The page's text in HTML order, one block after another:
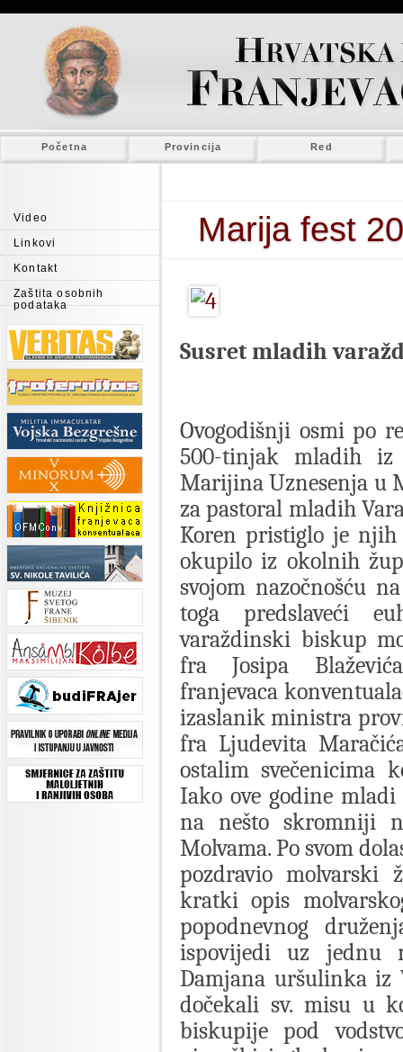
Početna Provincija Red
Video
Linkovi
Kontakt
Zaštita osobnih
podataka
Marija fest
Susret mladih
Ovogodišnji osmi po
500-tinjak mladih iz
Marijina Uznesenja u
za pastoral mladih
Koren pristiglo je
okupilo iz okolnih
svojom nazočnošću
toga predslaveći
varaždinski biskup
fra Josipa
franjevaca
izaslanik ministra
fra Ljudevita
ostalim svečenicima
Iako ove godine
na nešto skromniji
Molvama. Po svom
pozdravio molvarski
kratki opis
popodnevnog
ispovijedi uz jednu
Damjana uršulinka iz
dočekali sv. misu u
biskupije pod